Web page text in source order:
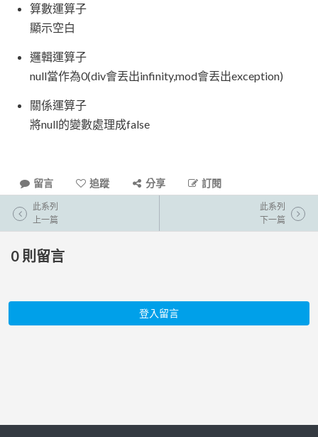
算數運算子
顯示空白
邏輯運算子
null當作為0(div會丟出infinity,mod會丟出exception)
關係運算子
將null的變數處理成false
留言 追蹤 分享 訂閱
此系列
上一篇
此系列
下一篇
0 則留言
登入留言